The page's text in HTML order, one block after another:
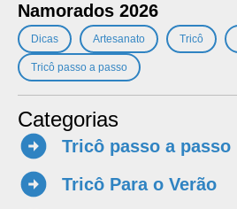
Namorados 2026
Dicas Artesanato Tricô
Tricô passo a passo
Categorias
Tricô passo a passo
Tricô Para o Verão